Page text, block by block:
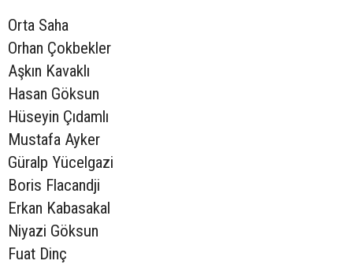
Orta Saha
Orhan Çokbekler
Aşkın Kavaklı
Hasan Göksun
Hüseyin Çıdamlı
Mustafa Ayker
Güralp Yücelgazi
Boris Flacandji
Erkan Kabasakal
Niyazi Göksun
Fuat Dinç